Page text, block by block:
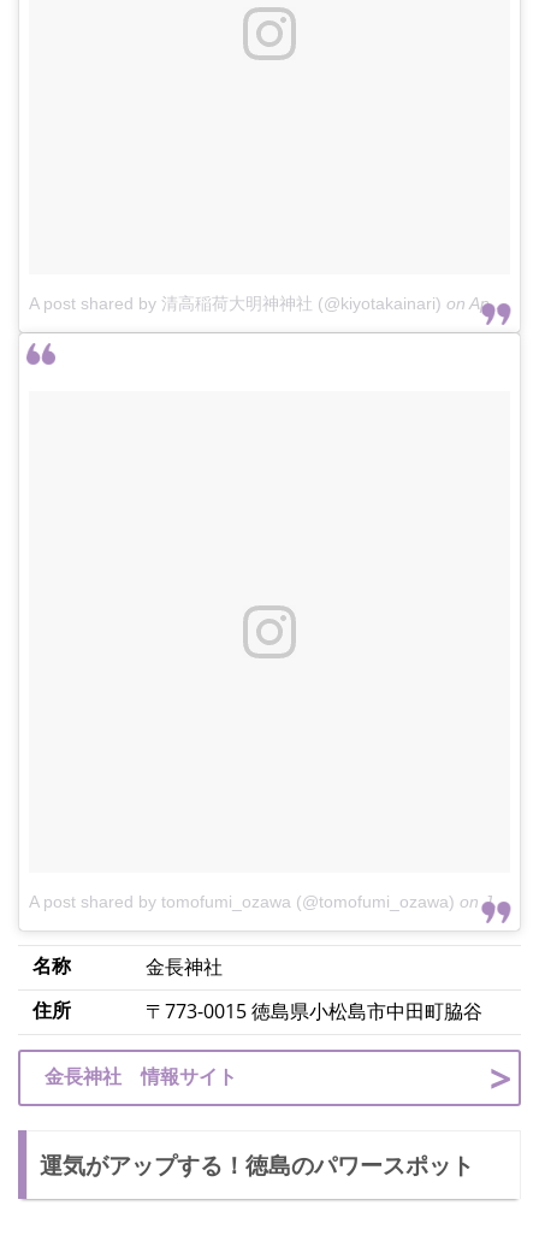
A post shared by 清高稲荷大明神神社 (@kiyotakainari) on Apr 5, 2018 at 7:11am PDT
A post shared by tomofumi_ozawa (@tomofumi_ozawa) onJul 14, 2018 at 2:40pm PDT
名称
金長神社
住所
〒773-0015 徳島県小松島市中田町脇谷
金長神社 情報サイト
運気がアップする！徳島のパワースポット